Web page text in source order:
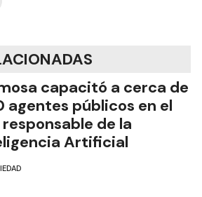
capacitó a cerca de
agentes públicos en el
responsable de la
Artificial